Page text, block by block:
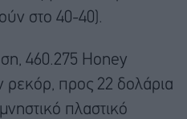
στο 40-40).
460.275 Honey
ρεκόρ, προς 22 δολάρια
πλαστικό